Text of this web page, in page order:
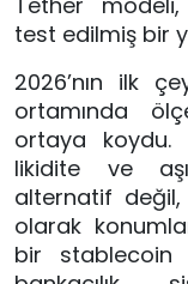
test edilmiş bir
2026’nın ilk
ortamında
ortaya koydu.
likidite ve
alternatif
olarak
bir stablecoin